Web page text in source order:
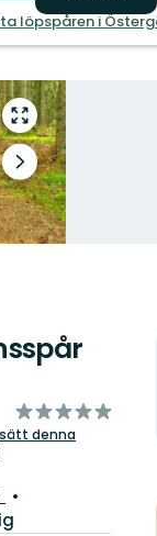
löpspåren i
Gå
till
helskärmsläge
Nästa
bildspel
av
5 denna